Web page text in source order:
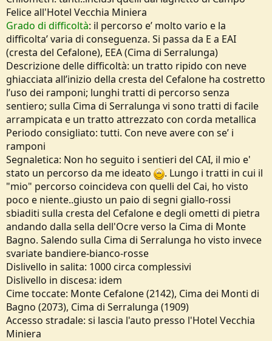
Felice all'Hotel Vecchia Miniera
Grado di difficoltà: il percorso e’ molto vario e la
difficolta’ varia di conseguenza. Si passa da E a EAI
(cresta del Cefalone), EEA (Cima di Serralunga)
Descrizione delle difficoltà: un tratto ripido con neve
ghiacciata all’inizio della cresta del Cefalone ha costretto
l’uso dei ramponi; lunghi tratti di percorso senza
sentiero; sulla Cima di Serralunga vi sono tratti di facile
arrampicata e un tratto attrezzato con corda metallica
Periodo consigliato: tutti. Con neve avere con se’ i
ramponi
Segnaletica: Non ho seguito i sentieri del CAI, il mio e'
stato un percorso da me ideato
. Lungo i tratti in cui il
"mio" percorso coincideva con quelli del Cai, ho visto
poco e niente..giusto un paio di segni giallo-rossi
sbiaditi sulla cresta del Cefalone e degli ometti di pietra
andando dalla sella dell'Ocre verso la Cima di Monte
Bagno. Salendo sulla Cima di Serralunga ho visto invece
svariate bandiere-bianco-rosse
Dislivello in salita: 1000 circa complessivi
Dislivello in discesa: idem
Cime toccate: Monte Cefalone (2142), Cima dei Monti di
Bagno (2073), Cima di Serralunga (1909)
Accesso stradale: si lascia l'auto presso l'Hotel Vecchia
Miniera